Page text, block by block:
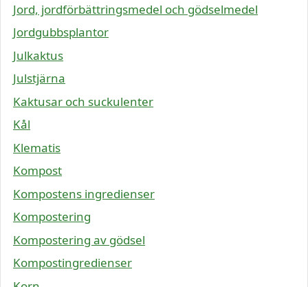
Jord, jordförbättringsmedel och gödselmedel
Jordgubbsplantor
Julkaktus
Julstjärna
Kaktusar och suckulenter
Kål
Klematis
Kompost
Kompostens ingredienser
Kompostering
Kompostering av gödsel
Kompostingredienser